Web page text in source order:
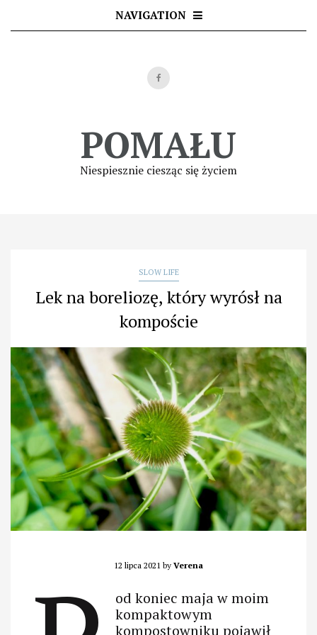
NAVIGATION
POMAŁU
Niespiesznie ciesząc się życiem
SLOW LIFE
Lek na boreliozę, który wyrósł na
kompoście
12 lipca 2021 by Verena
od koniec maja w moim
kompaktowym
kompostowniku pojawił